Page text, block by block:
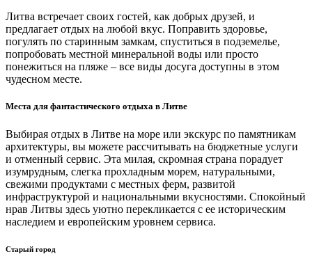
Литва встречает своих гостей, как добрых друзей, и
предлагает отдых на любой вкус. Поправить здоровье,
погулять по старинным замкам, спуститься в подземелье,
попробовать местной минеральной воды или просто
понежиться на пляже – все виды досуга доступны в этом
чудесном месте.
Места для фантастического отдыха в Литве
Выбирая отдых в Литве на море или экскурс по памятникам
архитектуры, вы можете рассчитывать на бюджетные услуги
и отменный сервис. Эта милая, скромная страна порадует
изумрудным, слегка прохладным морем, натуральными,
свежими продуктами с местных ферм, развитой
инфраструктурой и национальными вкусностями. Спокойный
нрав Литвы здесь уютно перекликается с ее историческим
наследием и европейским уровнем сервиса.
Старый город